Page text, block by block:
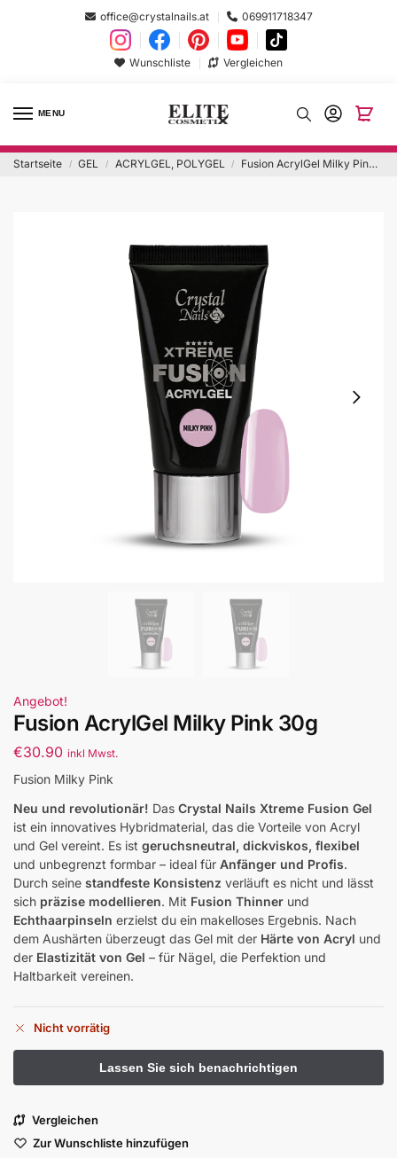
office@crystalnails.at 069911718347
Wunschliste Vergleichen
MENU
Startseite / GEL / ACRYLGEL, POLYGEL / Fusion AcrylGel Milky Pink 30g
Angebot!
Fusion AcrylGel Milky Pink 30g
€30.90 inkl Mwst.
Fusion Milky Pink
Neu und revolutionär! Das Crystal Nails Xtreme Fusion Gel
ist ein innovatives Hybridmaterial, das die Vorteile von Acryl
und Gel vereint. Es ist geruchsneutral, dickviskos, flexibel
und unbegrenzt formbar – ideal für Anfänger und Profis.
Durch seine standfeste Konsistenz verläuft es nicht und lässt
sich präzise modellieren. Mit Fusion Thinner und
Echthaarpinseln erzielst du ein makelloses Ergebnis. Nach
dem Aushärten überzeugt das Gel mit der Härte von Acryl und
der Elastizität von Gel – für Nägel, die Perfektion und
Haltbarkeit vereinen.
Nicht vorrätig
Vergleichen
Zur Wunschliste hinzufügen